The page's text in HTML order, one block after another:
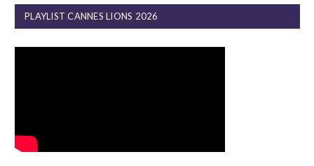
PLAYLIST CANNES LIONS 2026